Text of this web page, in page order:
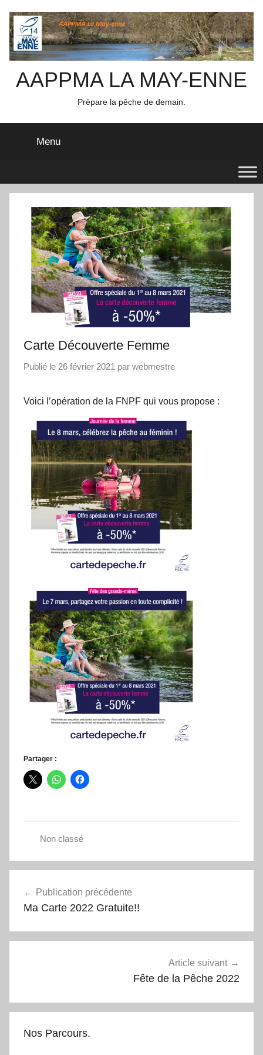
au
contenu
AAPPMA LA MAY-ENNE
Prèpare la pêche de demain.
Menu
Carte Découverte Femme
Publié le 26 février 2021 par webmestre
Voici l’opération de la FNPF qui vous propose :
Partager :
Non classé
de
Publication précédente
Ma Carte 2022 Gratuite!!
Article suivant
Fête de la Pêche 2022
Nos Parcours.